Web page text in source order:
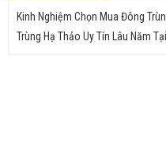
Kinh Nghiệm Chọn Mua Đông
Trùng Hạ Thảo Uy Tín Lâu Năm